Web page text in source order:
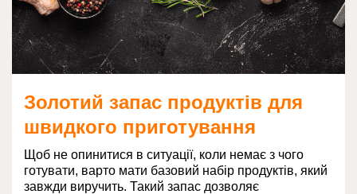
Золотий запас продуктів для
швидкого приготування
Щоб не опинитися в ситуації, коли немає з чого
готувати, варто мати базовий набір продуктів, який
завжди виручить. Такий запас дозволяє